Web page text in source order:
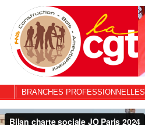
BRANCHES PROFESSIONNELLES